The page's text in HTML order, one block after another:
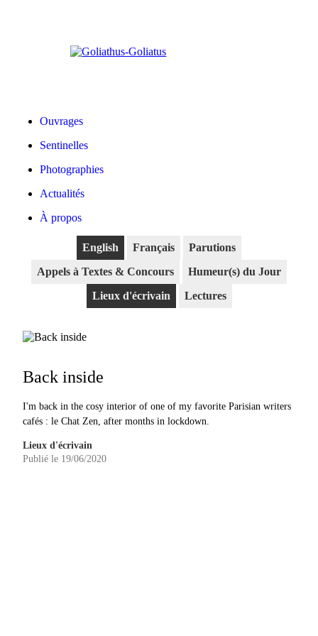
Ouvrages
Sentinelles
Photographies
Actualités
À propos
English Français
Parutions
Appels à Textes & Concours
Humeur(s) du Jour
Lieux d'écrivain
Lectures
Back inside
I'm back in the cosy interior of one of my favorite Parisian writers
cafés : le Chat Zen, after months in lockdown.
Lieux d'écrivain
Publié le 19/06/2020